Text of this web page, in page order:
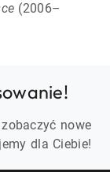
(2006–
nowe
dla Ciebie!